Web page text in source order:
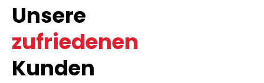
Unsere
zufriedenen
Kunden